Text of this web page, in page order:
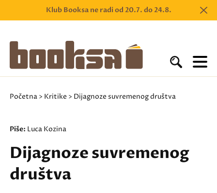
Klub Booksa ne radi od 20.7. do 24.8.
Početna > Kritike > Dijagnoze suvremenog društva
Piše: Luca Kozina
Dijagnoze suvremenog
društva